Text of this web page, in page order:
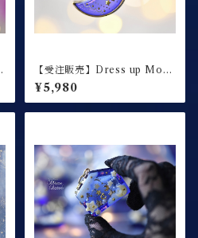
【受注販売】Dress up Moo
n -ドレスアップムーン- / 月
のネックレス【夜空カラー】
¥5,980